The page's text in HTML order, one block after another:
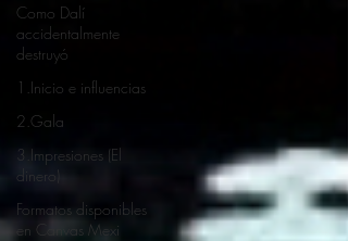
Como Dalí
accidentalmente
destruyó
1.Inicio e influencias
2.Gala
3.Impresiones (El
dinero)
Formatos disponibles
en Canvas Mexi